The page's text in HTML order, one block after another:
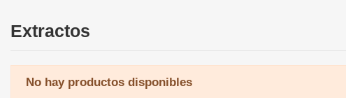
Extractos
No hay productos disponibles